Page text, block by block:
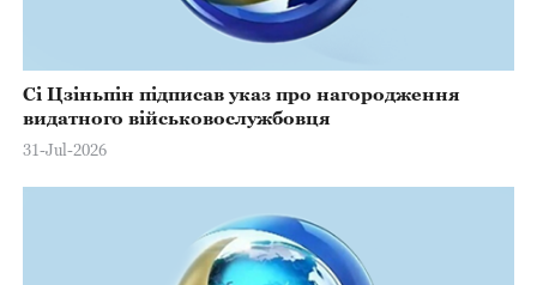
Сі Цзіньпін підписав указ про нагородження
видатного військовослужбовця
31-Jul-2026